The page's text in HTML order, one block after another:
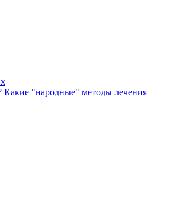
Какие "народные" методы лечения